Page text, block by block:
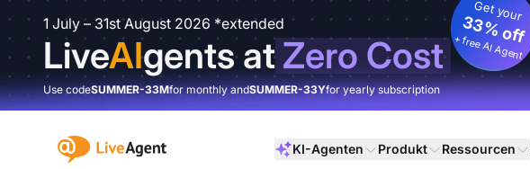
1 July – 31st August 2026 *extended
LiveAIgents atZero Cost
Get your
33% off
+ free AI Agent
Use codeSUMMER-33Mfor monthly andSUMMER-33Yfor yearly subscription
:site.title KI-Agenten Produkt Ressourcen